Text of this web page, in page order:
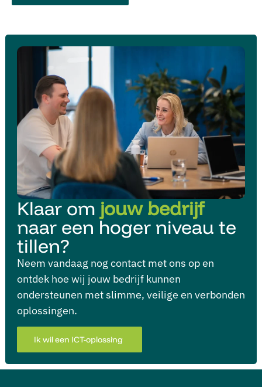
Klaar om jouw bedrijf
naar een hoger niveau te
tillen?
Neem vandaag nog contact met ons op en
ontdek hoe wij jouw bedrijf kunnen
ondersteunen met slimme, veilige en verbonden
oplossingen.
Ik wil een ICT-oplossing